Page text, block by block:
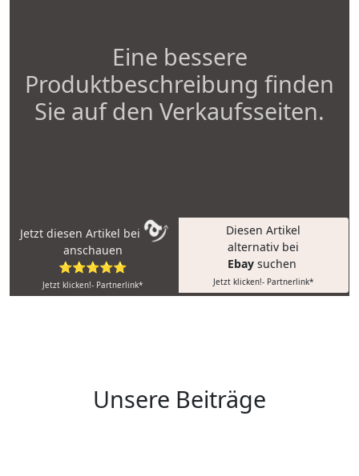
Eine bessere
Produktbeschreibung finden
Sie auf den Verkaufsseiten.
Jetzt diesen Artikel bei
anschauen
⭐⭐⭐⭐⭐
Jetzt klicken!- Partnerlink*
Diesen Artikel
alternativ bei
Ebay suchen
Jetzt klicken!- Partnerlink*
Unsere Beiträge